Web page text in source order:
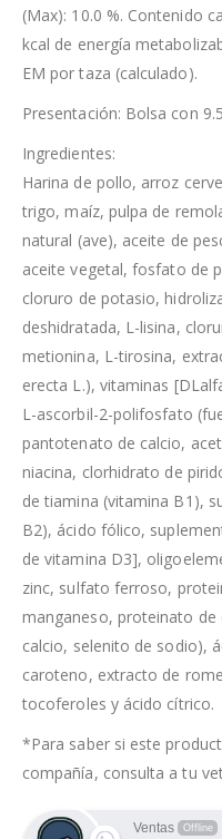
(Max): 10.0 %. Contenido
kcal de energía
EM por taza (calculado).
Presentación: Bolsa con
Ingredientes:
Harina de pollo, arroz
trigo, maíz, pulpa de
natural (ave), aceite de
aceite vegetal, fosfato de
cloruro de potasio,
deshidratada, L-lisina,
metionina, L-tirosina,
erecta L.), vitaminas
L-ascorbil-2-polifosfato
pantotenato de calcio,
niacina, clorhidrato de
de tiamina (vitamina B1),
B2), ácido fólico,
de vitamina D3],
zinc, sulfato ferroso,
manganeso, proteinato
calcio, selenito de sodio),
caroteno, extracto de
tocoferoles y ácido cítrico.
*Para saber si este
compañía, consulta a tu
Ventas Offline